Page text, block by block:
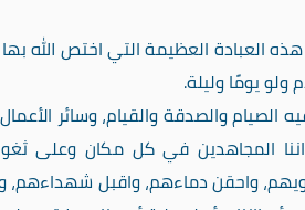
العبادة العظيمة التي اختص الله
يومًا وليلة.
الصيام والصدقة والقيام، وسائر
المجاهدين في كل مكان وعلى
واحقن دماءهم، واقبل شهداءهم،